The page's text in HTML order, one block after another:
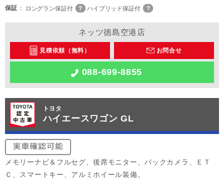
保証
ロングラン保証付 ハイブリッド保証付
ネッツ徳島空港店
見積依頼（無料） お問合せ
088-699-8855
トヨタ
ハイエースワゴン GL
メモリーナビ＆フルセグ、後席モニター、バックカメラ、ＥＴ
Ｃ、スマートキー、アルミホイール装備。